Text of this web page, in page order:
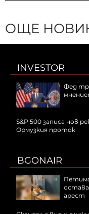
ОЩЕ
INVESTOR
Фед
S&P 500 записа нов
Ормузкия проток
BGONAIR
арест